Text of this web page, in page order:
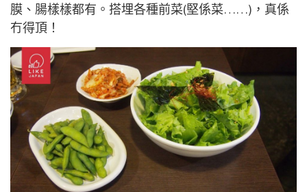
膜、腸樣樣都有。搭埋各種前菜(堅係菜……)，真係
冇得頂！